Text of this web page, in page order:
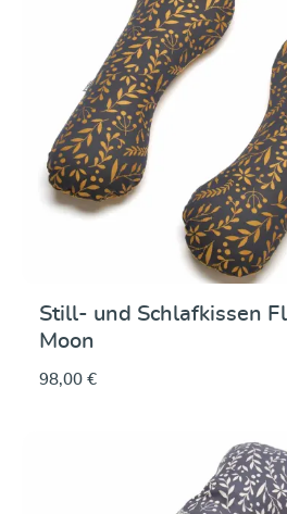
Still- und Schlafkissen
Moon
98,00 €